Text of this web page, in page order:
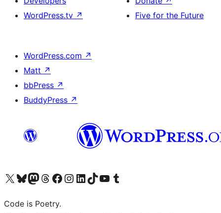
WordPress.tv ↗
Five for the Future
WordPress.com ↗
Matt ↗
bbPress ↗
BuddyPress ↗
Visit our X (formerly Twitter) account
Visit our Bluesky account
Visit our Mastodon account
Visit our Threads account
Visit our Facebook page
Visit our Instagram account
Visit our LinkedIn account
Visit our TikTok account
Visit our YouTube channel
Visit our Tumblr account
Code is Poetry.